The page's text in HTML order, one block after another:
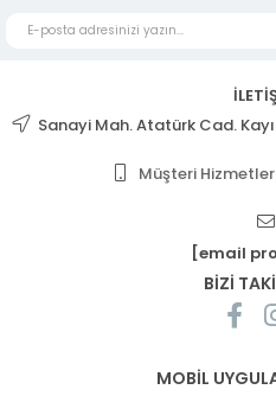
Sanayi Mah. Atatürk Cad.
Müşteri
[email
BİZİ
MOBİL